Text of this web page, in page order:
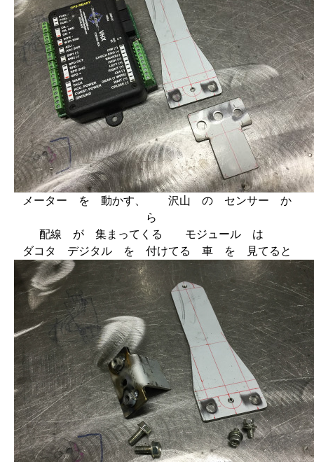
メーター を 動かす、 沢山 の センサー か
ら
配線 が 集まってくる モジュール は
ダコタ デジタル を 付けてる 車 を 見てると